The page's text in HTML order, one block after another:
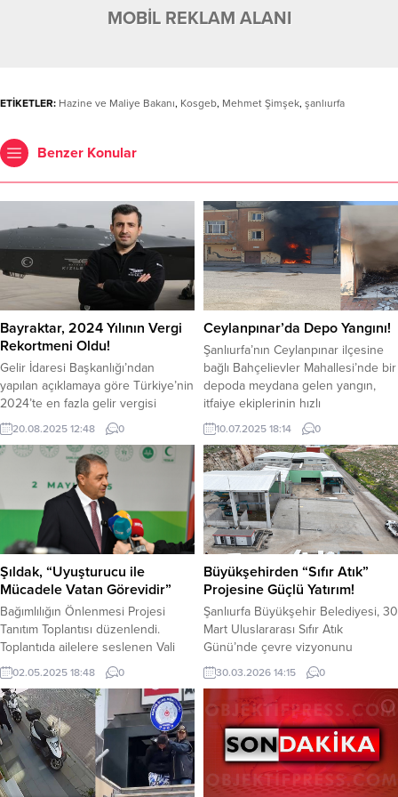
MOBİL REKLAM ALANI
ETİKETLER: Hazine ve Maliye Bakanı, Kosgeb, Mehmet Şimşek, şanlıurfa
Benzer Konular
Bayraktar, 2024 Yılının Vergi
Rekortmeni Oldu!
Gelir İdaresi Başkanlığı’ndan
yapılan açıklamaya göre Türkiye’nin
2024’te en fazla gelir vergisi
ödeyen kişi Selçuk bayraktar oldu.
Gelir İdaresi Başkanlığı tarafından
açıklanan “Gelir vergisi
Rekortmenleri” listesinde Bayraktar
Yönetim Kurulu Başkanı Bayraktar,
ilk sırayı aldı. Bayraktar, 2 milyar 767
milyon 587 bin lira ile listenin birinci
sırasında yer aldı.
20.08.2025 12:48 0
Ceylanpınar’da Depo Yangını!
Şanlıurfa’nın Ceylanpınar ilçesine
bağlı Bahçelievler Mahallesi’nde bir
depoda meydana gelen yangın,
itfaiye ekiplerinin hızlı
müdahalesiyle kısa sürede kontrol
altına alınarak söndürüldü.
Ceylanpınar İlçesi, Bahçelievler
Mahallesi’nde bulunan bir depoda
henüz belirlenemeyen bir nedenle
başladı. Çevredekilerin ihbarı
üzerine olay yerine itfaiye ekipleri
sevk edildi. İtfaiye ekiplerinin
yoğun çalışması sonucu alevler,
çevredeki diğer...
10.07.2025 18:14 0
Şıldak, “Uyuşturucu ile
Mücadele Vatan Görevidir”
Bağımlılığın Önlenmesi Projesi
Tanıtım Toplantısı düzenlendi.
Toplantıda ailelere seslenen Vali
Şıldak, “Biz devlet olarak bir
aşamaya geldik ve bundan sonra
vatandaşlarımızın daha da duyarlı
olarak seferberliğe katılmalarını
istiyoruz” dedi. Şanlıurfa Valiliği
öncülüğünde İl Emniyet Müdürlüğü,
İl Jandarma Komutanlığı, Aile ve
Sosyal Hizmetler İl Müdürlüğü,
02.05.2025 18:48 0
Büyükşehirden “Sıfır Atık”
Projesine Güçlü Yatırım!
Şanlıurfa Büyükşehir Belediyesi, 30
Mart Uluslararası Sıfır Atık
Günü’nde çevre vizyonunu
güçlendirendev yatırımlarıyla dikkat
çekiyor. Eyyübiye’de yapımı süren
entegre tesisler
tamamlandığında,Şanlıurfa’da
oluşan evsel atıklar modern
teknolojilerle ayrıştırılarak yeniden
ekonomiyekazandırılacak, şehirde
çevresel dönüşümde yeni bir
30.03.2026 14:15 0